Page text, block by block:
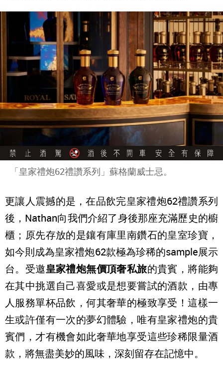
「皇家禮炮62禮讚系列」蘇格蘭威士忌。
更讓人震撼的是，在品飲完皇家禮炮62禮讚系列
後，Nathan向我們介紹了身後那座充滿歷史的櫥
櫃；原先存放的是鑲有庫里南鑽石的皇室珍寶，
如今則成為皇家禮炮62款極為珍稀的sample展示
台。受邀皇家禮炮無價頂奢私旅的貴賓，將能夠
在其中挑選自己喜愛或是想要嘗試的酒款，由專
人服務單杯品飲，何其奢華的極致享受！這樣一
生或許僅有一次的夢幻體驗，唯有皇家禮炮的貴
賓們，才有機會如此奢華地享受這些珍稀限量酒
款，將無盡美妙的風味，深刻留存在記憶中。